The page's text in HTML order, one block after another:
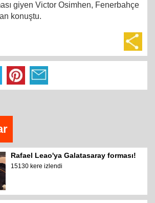
giyen Victor Osimhen, Fenerbahçe
konuştu.
Rafael Leao'ya Galatasaray forması!
15130 kere izlendi